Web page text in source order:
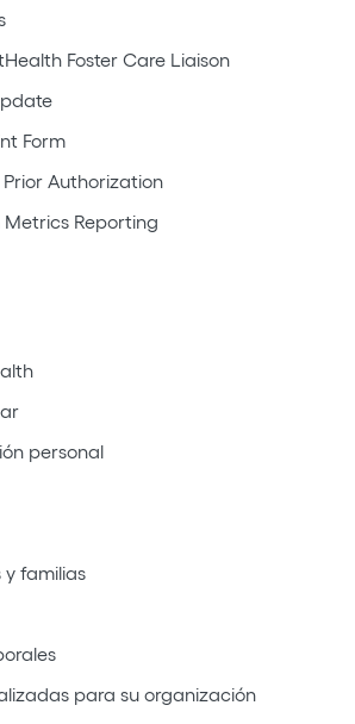
Foster Care Liaison
Form
Authorization
Reporting
personal
familias
para su organización